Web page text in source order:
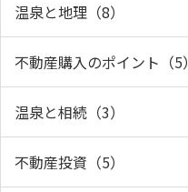
温泉と地理（8）
不動産購入のポイント（5）
温泉と相続（3）
不動産投資（5）